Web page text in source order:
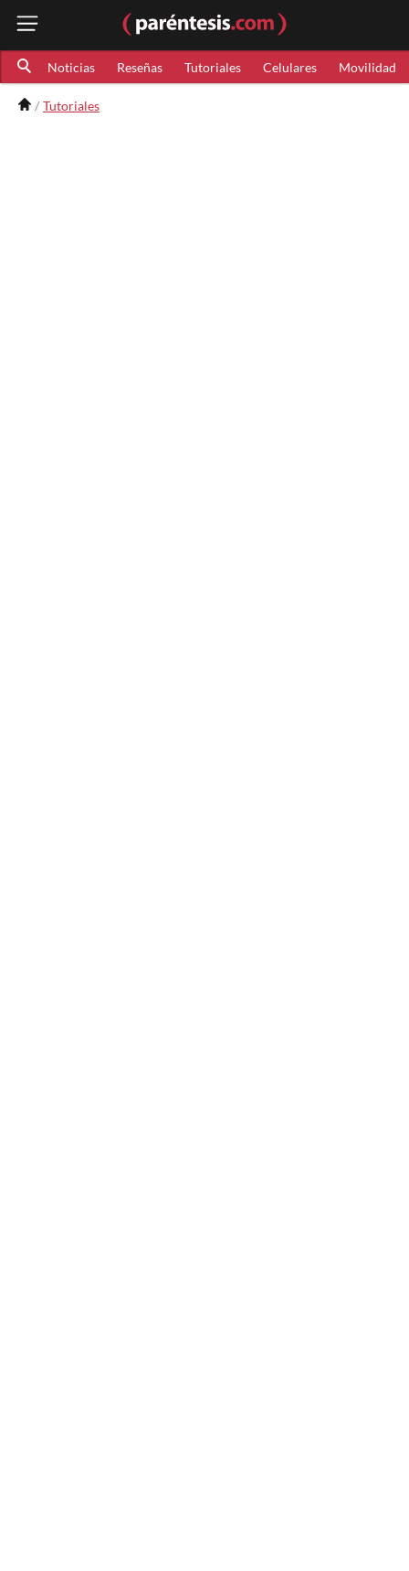
Noticias Reseñas Tutoriales Celulares Movilidad
Tutoriales